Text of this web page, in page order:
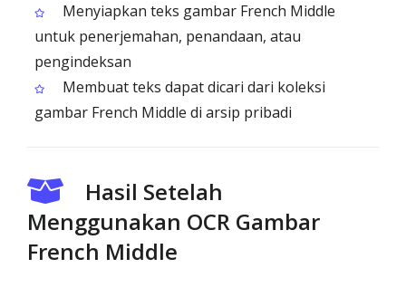
Menyiapkan teks gambar French Middle
untuk penerjemahan, penandaan, atau
pengindeksan
Membuat teks dapat dicari dari koleksi
gambar French Middle di arsip pribadi
Hasil Setelah
Menggunakan OCR Gambar
French Middle